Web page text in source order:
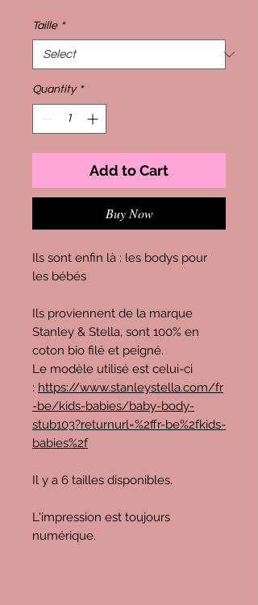
Taille *
Quantity *
Add to Cart
Buy Now
Ils sont enfin là : les bodys pour
les bébés
Ils proviennent de la marque
Stanley & Stella, sont 100% en
coton bio filé et peigné.
Le modèle utilisé est celui-ci
: https://www.stanleystella.com/fr
-be/kids-babies/baby-body-
stub103?returnurl=%2ffr-be%2fkids-
babies%2f
Il y a 6 tailles disponibles.
L'impression est toujours
numérique.